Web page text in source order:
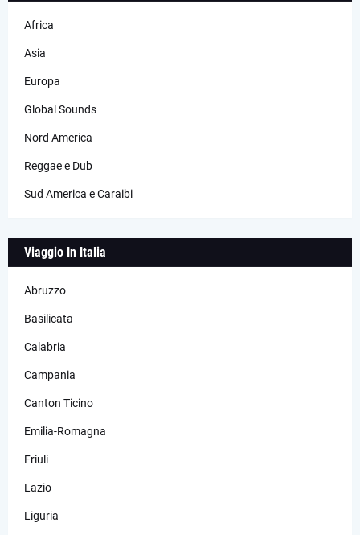
Africa
Asia
Europa
Global Sounds
Nord America
Reggae e Dub
Sud America e Caraibi
Viaggio In Italia
Abruzzo
Basilicata
Calabria
Campania
Canton Ticino
Emilia-Romagna
Friuli
Lazio
Liguria